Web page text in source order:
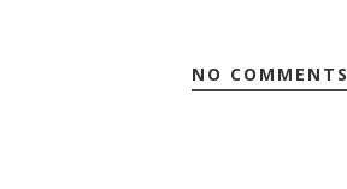
NO COMMENTS